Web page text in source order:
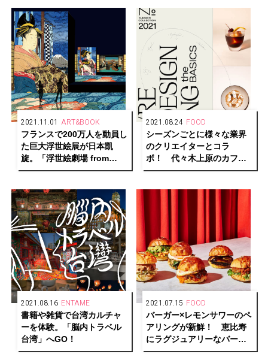
2021.11.01 ART&BOOK
フランスで200万人を動員し
た巨大浮世絵展が日本凱
旋。「浮世絵劇場 from
Paris」開催中！
2021.08.24 FOOD
シーズンごとに様々な業界
のクリエイターとコラ
ボ！ 代々木上原のカフェ
バー「No.」がメニューを刷
2021.08.16 ENTAME
書籍や雑貨で台湾カルチャ
ーを体験。「脳内トラベル
台湾」へGO！
2021.07.15 FOOD
バーガー×レモンサワーのペ
アリングが新鮮！ 恵比寿
にラグジュアリーなバーガ
ーショップ「MERCER